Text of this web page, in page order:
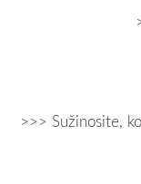
>>> Sužinosite,